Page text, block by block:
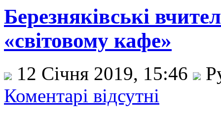
Березняківські
«світовому кафе»
12 Січня 2019, 15:46
Коментарі відсутні